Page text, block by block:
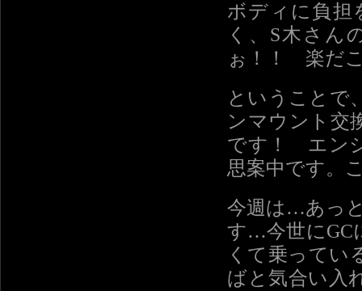
ボディに負担
く、S木さん
ぉ！！ 楽だ
ということで
ンマウント交
です！ エン
思案中です。
今週は…あっ
す…今世にGC
くて乗ってい
ばと気合い入